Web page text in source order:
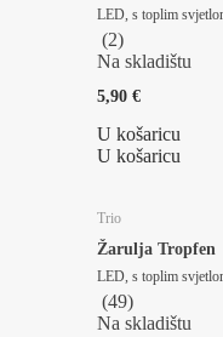
LED, s toplim
(2)
Na skladištu
5,90 €
U košaricu
U košaricu
Trio
Žarulja Tropfen
LED, s toplim
(49)
Na skladištu